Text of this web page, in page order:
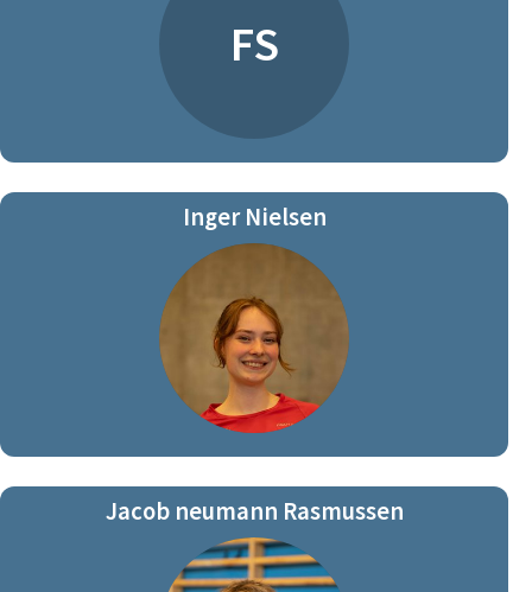
FS
Inger Nielsen
Jacob neumann Rasmussen